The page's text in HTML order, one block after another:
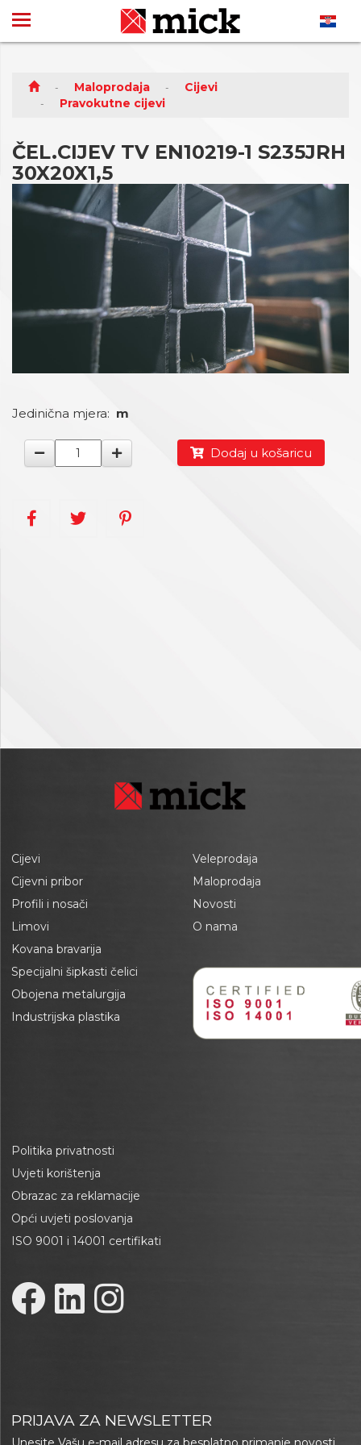
Maloprodaja
Cijevi
Pravokutne cijevi
ČEL.CIJEV TV EN10219-1 S235JRH
30X20X1,5
Jedinična mjera: m
Dodaj u košaricu
Cijevi
Cijevni pribor
Profili i nosači
Limovi
Kovana bravarija
Specijalni šipkasti čelici
Obojena metalurgija
Industrijska plastika
Veleprodaja
Maloprodaja
Novosti
O nama
Politika privatnosti
Uvjeti korištenja
Obrazac za reklamacije
Opći uvjeti poslovanja
ISO 9001 i 14001 certifikati
PRIJAVA ZA NEWSLETTER